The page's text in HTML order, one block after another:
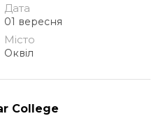
Дата
01 вересня
Місто
Оквіл
College